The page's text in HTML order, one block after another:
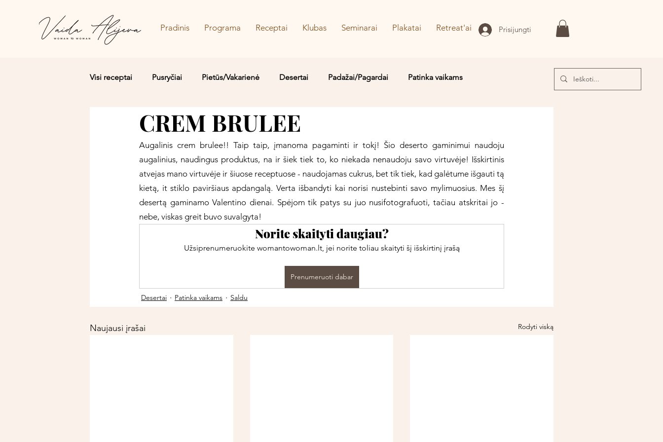
Pradinis Programa Receptai Klubas Seminarai Plakatai Retreat'ai Prisijungti
Visi receptai Pusryčiai Pietūs/Vakarienė Desertai Padažai/Pagardai Patinka vaikams
Salotos/Budos dubenėliai Sriubos/Troškiniai
CREM BRULEE
Augalinis crem brulee!! Taip taip, įmanoma pagaminti ir tokį! Šio deserto gaminimui naudoju
augalinius, naudingus produktus, na ir šiek tiek to, ko niekada nenaudoju savo virtuvėje! Išskirtinis
atvejas mano virtuvėje ir šiuose receptuose - naudojamas cukrus, bet tik tiek, kad galėtume išgauti tą
kietą, it stiklo paviršiaus apdangalą. Verta išbandyti kai norisi nustebinti savo mylimuosius. Mes šį
desertą gaminamo Valentino dienai. Spėjom tik patys su juo nusifotografuoti, tačiau atskritai jo -
nebe, viskas greit buvo suvalgyta!
Norite skaityti daugiau?
Užsiprenumeruokite womantowoman.lt, jei norite toliau skaityti šį išskirtinį įrašą
Prenumeruoti dabar
Desertai Patinka vaikams Saldu
Naujausi įrašai Rodyti viską